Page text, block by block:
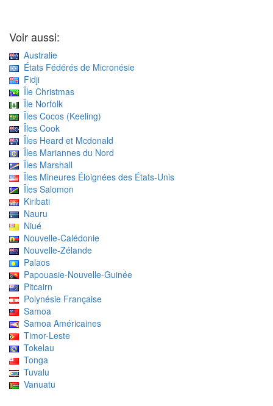
Voir aussi:
Australie
États Fédérés de Micronésie
Fidji
Île Christmas
Île Norfolk
Îles Cocos (Keeling)
Îles Cook
Îles Heard et Mcdonald
Îles Mariannes du Nord
Îles Marshall
Îles Mineures Éloignées des États-Unis
Îles Salomon
Kiribati
Nauru
Niué
Nouvelle-Calédonie
Nouvelle-Zélande
Palaos
Papouasie-Nouvelle-Guinée
Pitcairn
Polynésie Française
Samoa
Samoa Américaines
Timor-Leste
Tokelau
Tonga
Tuvalu
Vanuatu